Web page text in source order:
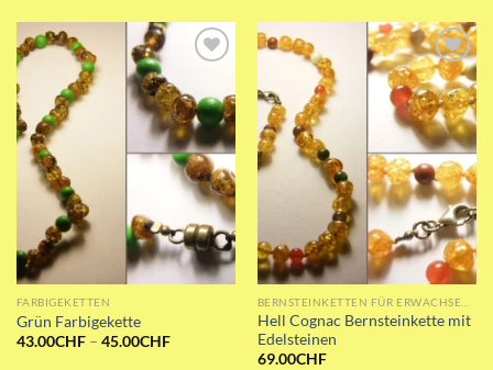
Add to wishlist
FARBIGEKETTEN
Grün Farbigekette
43.00CHF – 45.00CHFPreisspanne:
Add to wishlist
Hell Cognac Bernsteinkette mit
Edelsteinen
69.00CHF